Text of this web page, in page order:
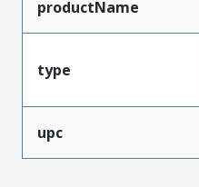
productName
type
upc